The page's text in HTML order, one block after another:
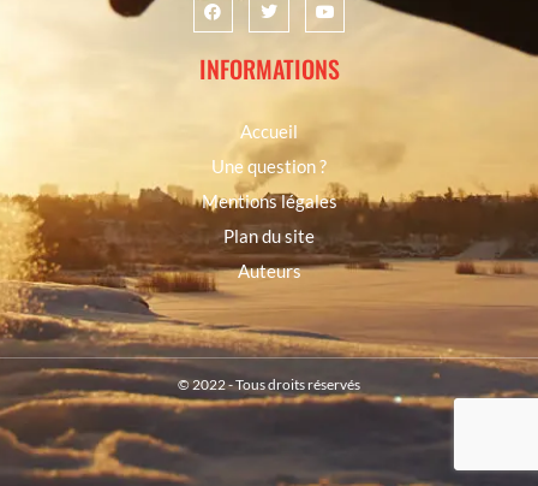
INFORMATIONS
Accueil
Une question ?
Mentions légales
Plan du site
Auteurs
© 2022 - Tous droits réservés